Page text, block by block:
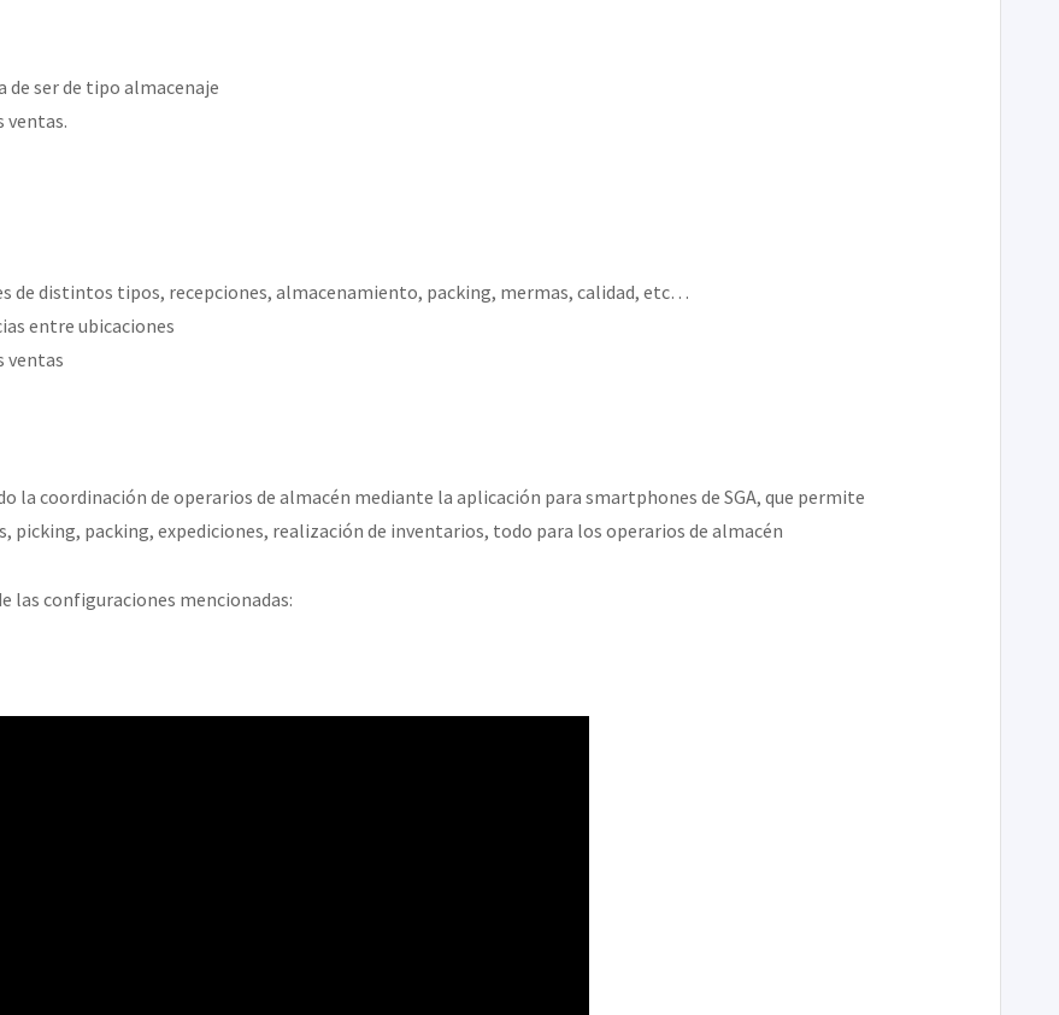
de ser de tipo almacenaje
ventas.
de distintos tipos, recepciones, almacenamiento, packing, mermas, calidad, etc…
entre ubicaciones
ventas
la coordinación de operarios de almacén mediante la aplicación para smartphones de SGA, que permite
picking, packing, expediciones, realización de inventarios, todo para los operarios de almacén
las configuraciones mencionadas: